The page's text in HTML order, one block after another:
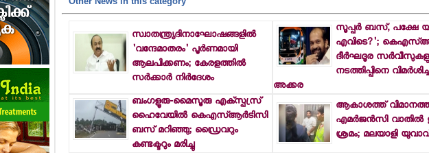
സ്വാതന്ത്ര്യദിനാഘോഷങ്ങളില്‍
'വന്ദേമാതരം' പൂര്‍ണമായി
ആലപിക്കണം; കേരളത്തില്‍
സര്‍ക്കാര്‍ നിര്‍ദേശം
സൂപ്പര്‍ ബസ്, പക്ഷേ
എവിടെ?';
ദീര്‍ഘദൂര
നടത്തിപ്പിനെ
അക്കര
ബംഗളൂരു-മൈസൂരു എക്‌സ്പ്രസ്
ഹൈവേയില്‍ കെഎസ്ആര്‍ടിസി
ബസ് മറിഞ്ഞു; ഡ്രൈവറും
കണ്ടക്ടറും മരിച്ചു
ആകാശത്ത്
എമര്‍ജന്‍സി വാതില്‍
ശ്രമം; മലയാളി